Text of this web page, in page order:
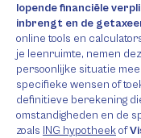
lopende financiële
inbrengt en de
online tools en
je leenruimte, nemen
persoonlijke situatie
specifieke wensen of
definitieve berekening
omstandigheden en de
zoals ING hypotheekof